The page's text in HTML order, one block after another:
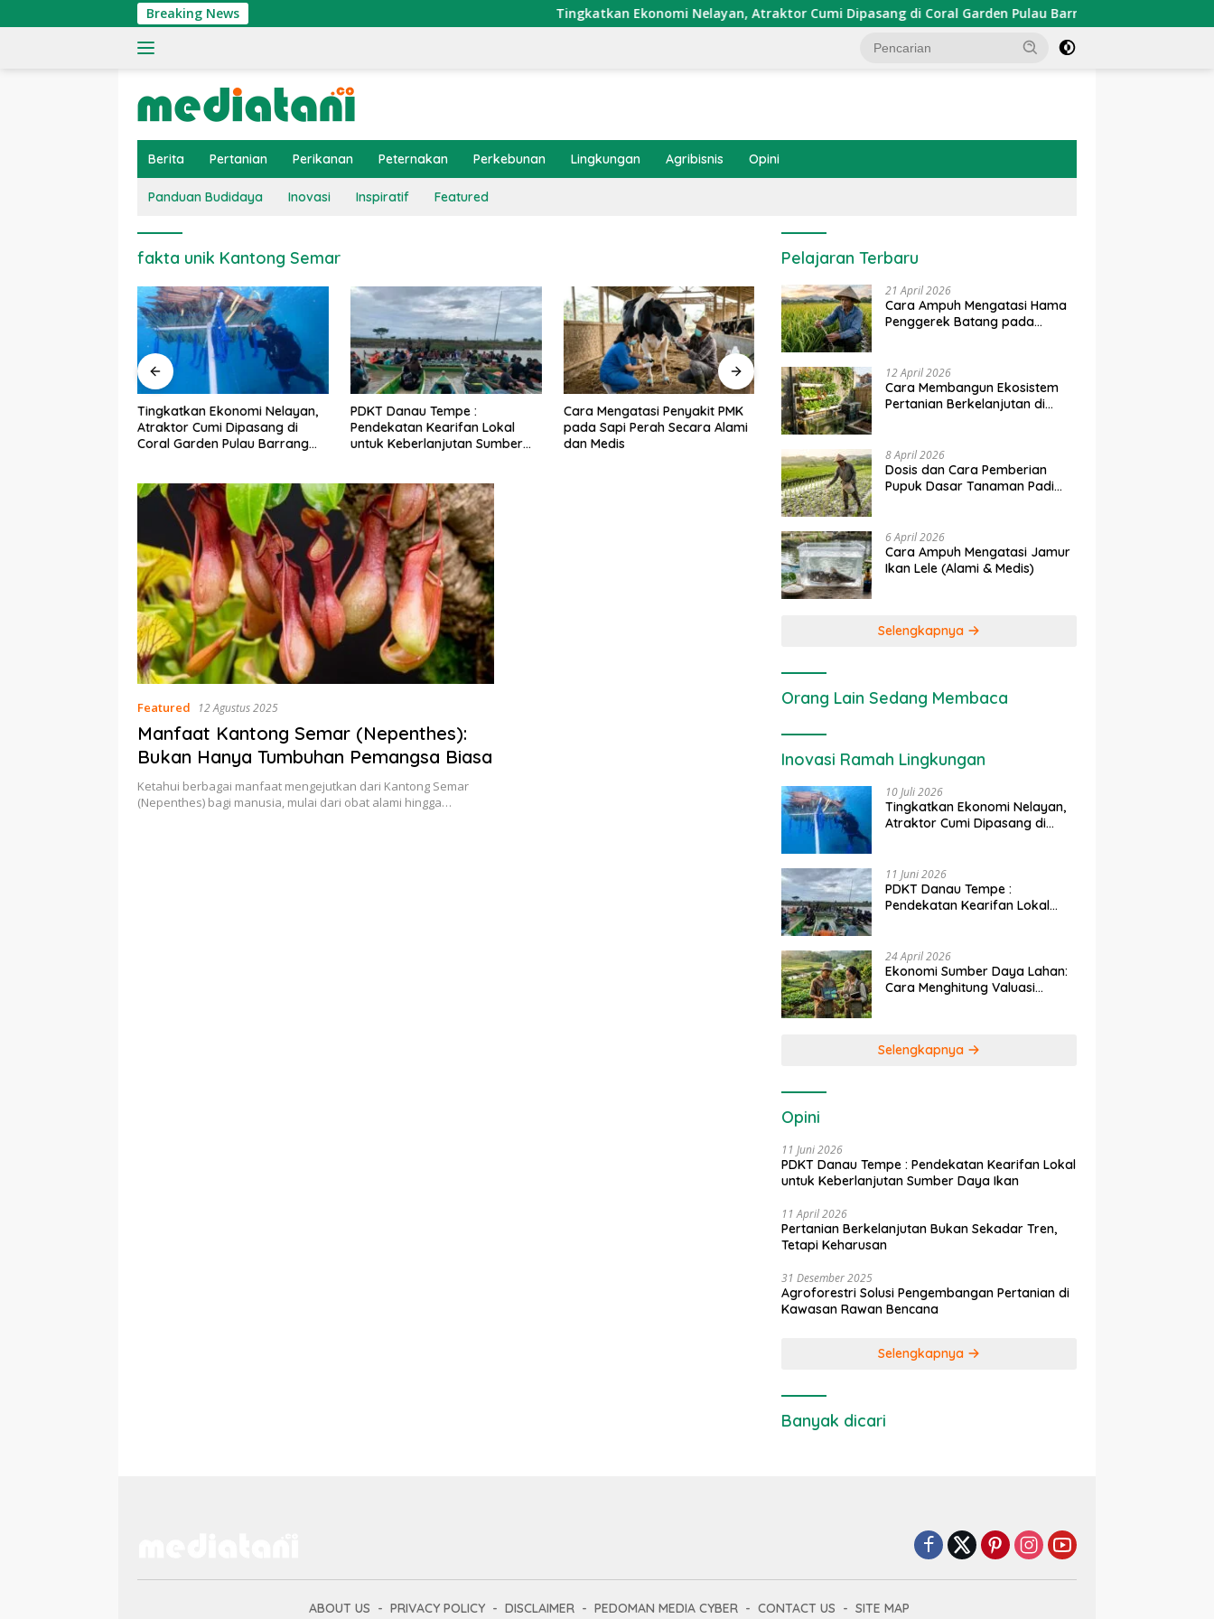
ke
Breaking News Tingkatkan Ekonomi Nelayan, Atraktor Cumi Dipasang di Coral Garden Pulau Barrang Caddi
Berita Pertanian Perikanan Peternakan Perkebunan Lingkungan Agribisnis Opini
Panduan Budidaya Inovasi Inspiratif Featured
fakta unik Kantong Semar
PDKT Danau Tempe :
Pendekatan Kearifan Lokal
untuk Keberlanjutan Sumber
Cara Mengatasi Penyakit PMK
pada Sapi Perah Secara Alami
dan Medis
Dosis dan Cara Pemupukan
Tanaman Padi pada Fase
Vegetatif Aktif yang Tepat
Penerapan IoT dalam
Pertanian Modern di Indonesia
Ekonomi Sumber Daya Lahan:
Featured 12 Agustus 2025
Manfaat Kantong Semar (Nepenthes):
Bukan Hanya Tumbuhan Pemangsa Biasa
Ketahui berbagai manfaat mengejutkan dari Kantong Semar
(Nepenthes) bagi manusia, mulai dari obat alami hingga…
Pelajaran Terbaru
21 April 2026
Cara Ampuh Mengatasi Hama
Penggerek Batang pada
12 April 2026
Cara Membangun Ekosistem
Pertanian Berkelanjutan di
8 April 2026
Dosis dan Cara Pemberian
Pupuk Dasar Tanaman Padi
6 April 2026
Cara Ampuh Mengatasi Jamur
Ikan Lele (Alami & Medis)
Selengkapnya
Orang Lain Sedang Membaca
Inovasi Ramah Lingkungan
10 Juli 2026
Tingkatkan Ekonomi Nelayan,
Atraktor Cumi Dipasang di
11 Juni 2026
PDKT Danau Tempe :
Pendekatan Kearifan Lokal
24 April 2026
Ekonomi Sumber Daya Lahan:
Cara Menghitung Valuasi
Selengkapnya
Opini
11 Juni 2026
PDKT Danau Tempe : Pendekatan Kearifan Lokal
untuk Keberlanjutan Sumber Daya Ikan
11 April 2026
Pertanian Berkelanjutan Bukan Sekadar Tren,
Tetapi Keharusan
31 Desember 2025
Agroforestri Solusi Pengembangan Pertanian di
Kawasan Rawan Bencana
Selengkapnya
Banyak dicari
ABOUT US PRIVACY POLICY DISCLAIMER PEDOMAN MEDIA CYBER CONTACT US SITE MAP